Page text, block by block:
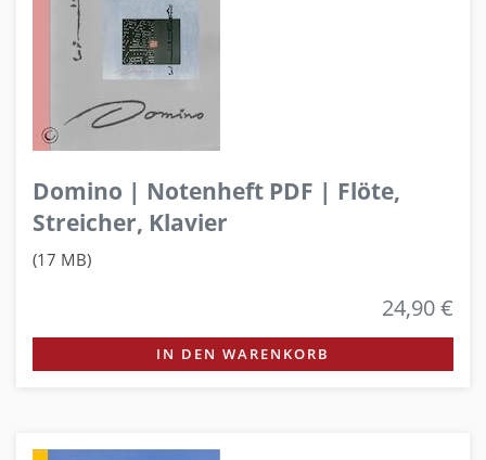
Domino | Notenheft PDF | Flöte,
Streicher, Klavier
(17 MB)
24,90 €
IN DEN WARENKORB